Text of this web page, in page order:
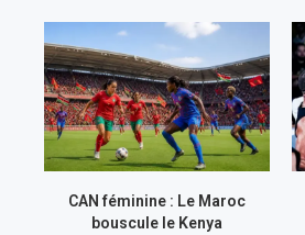
CAN féminine : Le Maroc
bouscule le Kenya